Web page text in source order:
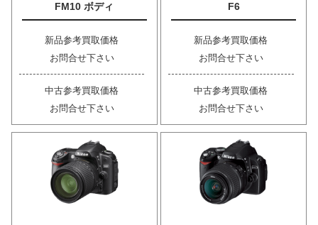
FM10 ボディ
新品参考買取価格
お問合せ下さい
中古参考買取価格
お問合せ下さい
F6
新品参考買取価格
お問合せ下さい
中古参考買取価格
お問合せ下さい